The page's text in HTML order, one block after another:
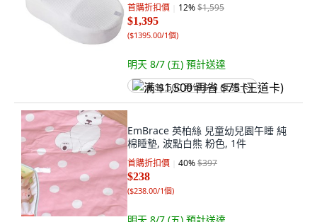
首購折扣價 12%$1,595
$1,395
($1395.00/1個)
明天 8/7 (五) 預計送達
满 $1,500 再省 $75 (王道卡)
EmBrace 英柏絲 兒童幼兒園午睡 純
棉睡墊, 波點白熊 粉色, 1件
首購折扣價 40%$397
$238
($238.00/1個)